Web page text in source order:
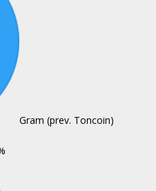
Gram (prev. Toncoin)